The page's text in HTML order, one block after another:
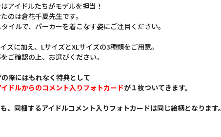
アイドルたちがモデルを担当！
のは倉花千夏先生です。
イルで、パーカーを着こなす姿にご注目ください。
ズに加え、LサイズとXLサイズの3種類をご用意。
ご確認の上、お選びください。
際にはもれなく特典として
ドルからのコメント入りフォトカードが１枚ついてきます。
、同梱するアイドルコメント入りフォトカードは同じ絵柄となります。